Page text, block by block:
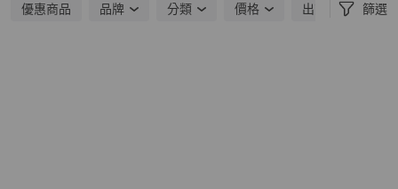
優惠商品 品牌 分類 價格 出貨地點 篩選